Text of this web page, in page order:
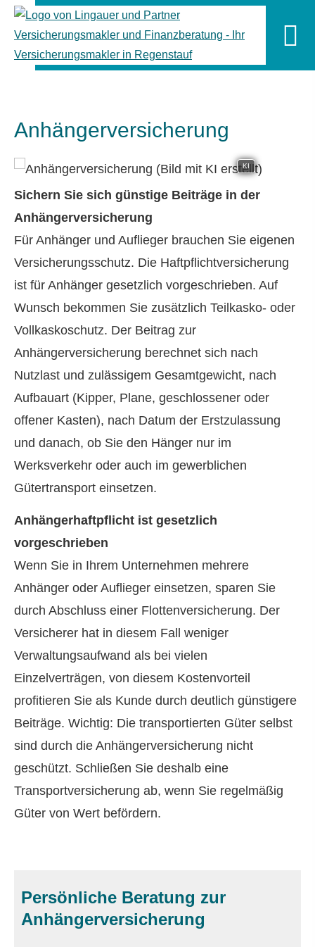
Anhängerversicherung
KI
Sichern Sie sich günstige Beiträge in der
Anhängerversicherung
Für Anhänger und Auflieger brauchen Sie eigenen
Versicherungsschutz. Die Haft­pflichtversicherung
ist für Anhänger gesetzlich vorgeschrieben. Auf
Wunsch bekommen Sie zusätzlich Teilkasko- oder
Vollkaskoschutz. Der Beitrag zur
Anhängerversicherung berechnet sich nach
Nutzlast und zulässigem Gesamtgewicht, nach
Aufbauart (Kipper, Plane, geschlossener oder
offener Kasten), nach Datum der Erstzulassung
und danach, ob Sie den Hänger nur im
Werksverkehr oder auch im gewerblichen
Gütertransport einsetzen.
Anhängerhaftpflicht ist gesetzlich
vorgeschrieben
Wenn Sie in Ihrem Unternehmen mehrere
Anhänger oder Auflieger einsetzen, sparen Sie
durch Abschluss einer Flottenversicherung. Der
Versicherer hat in diesem Fall weniger
Verwaltungsaufwand als bei vielen
Einzelverträgen, von diesem Kostenvorteil
profitieren Sie als Kunde durch deutlich günstigere
Beiträge. Wichtig: Die transportierten Güter selbst
sind durch die Anhängerversicherung nicht
geschützt. Schließen Sie deshalb eine
Transportversicherung ab, wenn Sie regelmäßig
Güter von Wert befördern.
Persönliche Beratung zur
Anhängerversicherung